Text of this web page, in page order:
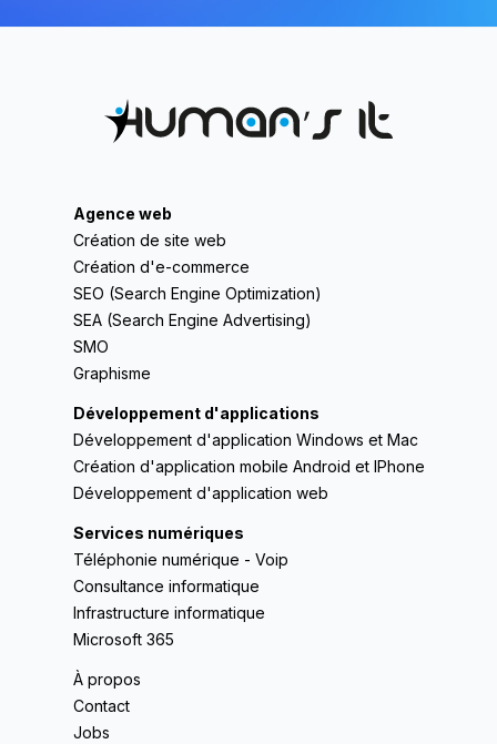
Agence web
Création de site web
Création d'e-commerce
SEO (Search Engine Optimization)
SEA (Search Engine Advertising)
SMO
Graphisme
Développement d'applications
Développement d'application Windows et Mac
Création d'application mobile Android et IPhone
Développement d'application web
Services numériques
Téléphonie numérique - Voip
Consultance informatique
Infrastructure informatique
Microsoft 365
À propos
Contact
Jobs